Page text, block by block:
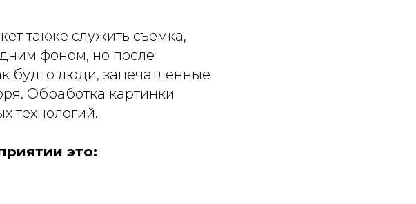
также служить съемка,
фоном, но после
будто люди, запечатленные
Обработка картинки
технологий.
это: